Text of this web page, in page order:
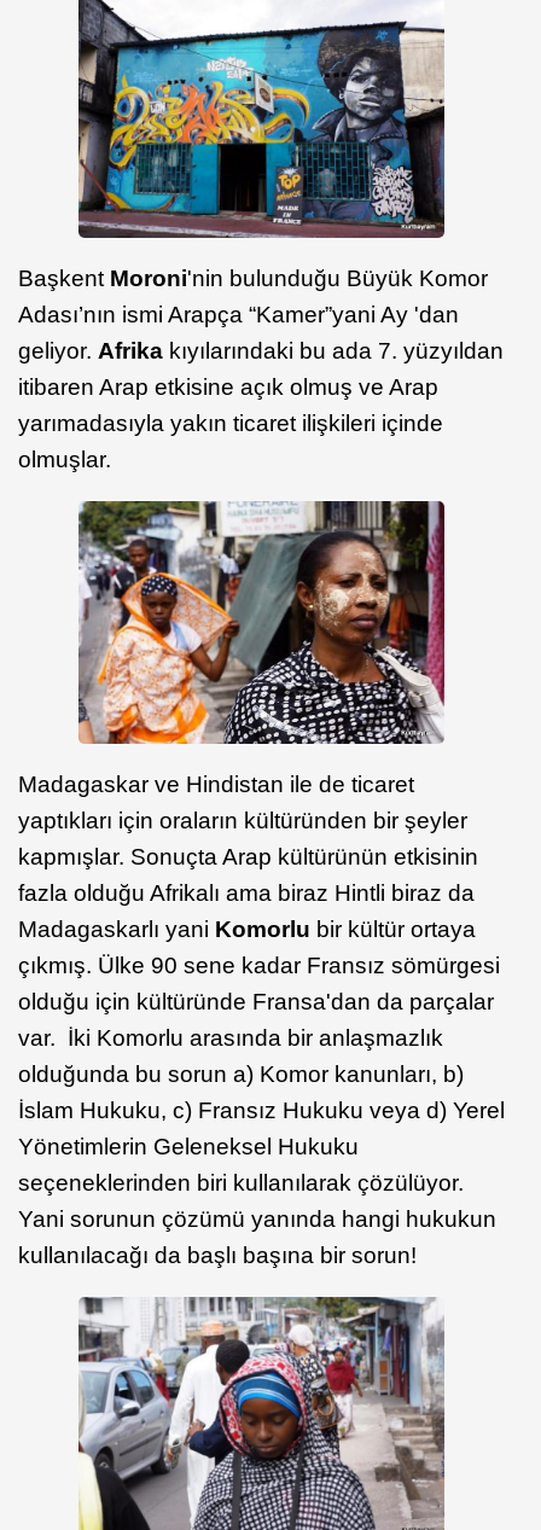
Başkent Moroni'nin bulunduğu Büyük Komor
Adası’nın ismi Arapça “Kamer”yani Ay 'dan
geliyor. Afrika kıyılarındaki bu ada 7. yüzyıldan
itibaren Arap etkisine açık olmuş ve Arap
yarımadasıyla yakın ticaret ilişkileri içinde
olmuşlar.
Madagaskar ve Hindistan ile de ticaret
yaptıkları için oraların kültüründen bir şeyler
kapmışlar. Sonuçta Arap kültürünün etkisinin
fazla olduğu Afrikalı ama biraz Hintli biraz da
Madagaskarlı yani Komorlu bir kültür ortaya
çıkmış. Ülke 90 sene kadar Fransız sömürgesi
olduğu için kültüründe Fransa'dan da parçalar
var. İki Komorlu arasında bir anlaşmazlık
olduğunda bu sorun a) Komor kanunları, b)
İslam Hukuku, c) Fransız Hukuku veya d) Yerel
Yönetimlerin Geleneksel Hukuku
seçeneklerinden biri kullanılarak çözülüyor.
Yani sorunun çözümü yanında hangi hukukun
kullanılacağı da başlı başına bir sorun!